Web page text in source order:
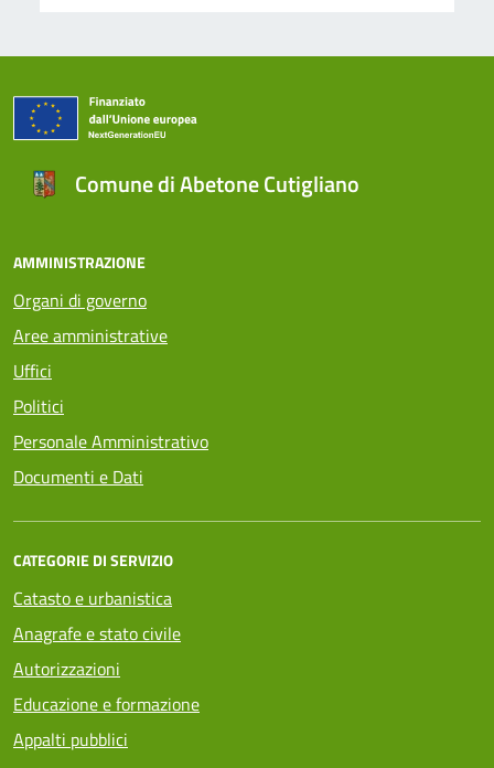
Comune di Abetone Cutigliano
AMMINISTRAZIONE
Organi di governo
Aree amministrative
Uffici
Politici
Personale Amministrativo
Documenti e Dati
CATEGORIE DI SERVIZIO
Catasto e urbanistica
Anagrafe e stato civile
Autorizzazioni
Educazione e formazione
Appalti pubblici